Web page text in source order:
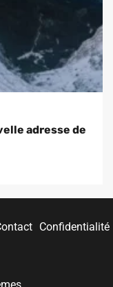
adresse de
Confidentialité